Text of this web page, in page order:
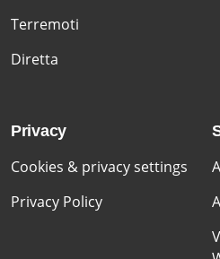
Terremoti
Diretta
Privacy
Cookies & privacy settings
Privacy Policy